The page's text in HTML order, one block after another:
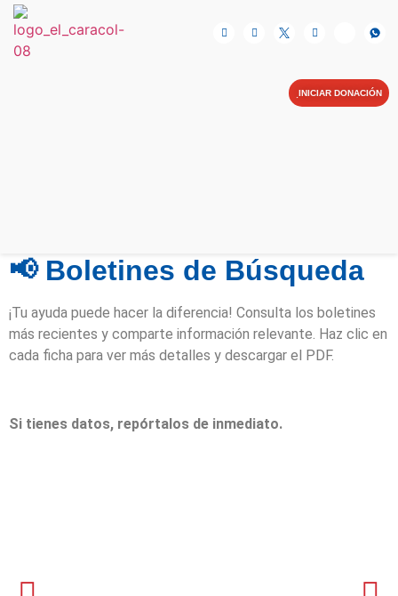
INICIAR DONACIÓN
📢 Boletines de Búsqueda
¡Tu ayuda puede hacer la diferencia! Consulta los boletines
más recientes y comparte información relevante. Haz clic en
cada ficha para ver más detalles y descargar el PDF.
Si tienes datos, repórtalos de inmediato.